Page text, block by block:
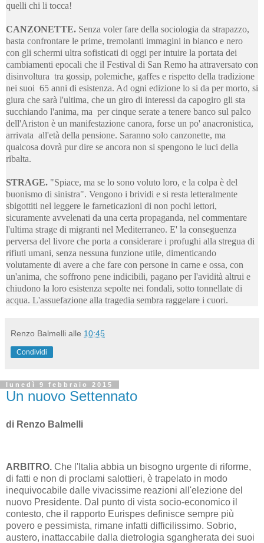
quelli chi li tocca!
CANZONETTE. Senza voler fare della sociologia da strapazzo,
basta confrontare le prime, tremolanti immagini in bianco e nero
con gli schermi ultra sofisticati di oggi per intuire la portata dei
cambiamenti epocali che il Festival di San Remo ha attraversato con
disinvoltura tra gossip, polemiche, gaffes e rispetto della tradizione
nei suoi 65 anni di esistenza. Ad ogni edizione lo si da per morto, si
giura che sarà l'ultima, che un giro di interessi da capogiro gli sta
succhiando l'anima, ma per cinque serate a tenere banco sul palco
dell'Ariston è un manifestazione canora, forse un po' anacronistica,
arrivata all'età della pensione. Saranno solo canzonette, ma
qualcosa dovrà pur dire se ancora non si spengono le luci della
ribalta.
STRAGE. "Spiace, ma se lo sono voluto loro, e la colpa è del
buonismo di sinistra". Vengono i brividi e si resta letteralmente
sbigottiti nel leggere le farneticazioni di non pochi lettori,
sicuramente avvelenati da una certa propaganda, nel commentare
l'ultima strage di migranti nel Mediterraneo. E' la conseguenza
perversa del livore che porta a considerare i profughi alla stregua di
rifiuti umani, senza nessuna funzione utile, dimenticando
volutamente di avere a che fare con persone in carne e ossa, con
un'anima, che soffrono pene indicibili, pagano per l'avidità altrui e
chiudono la loro esistenza sepolte nei fondali, sotto tonnellate di
acqua. L'assuefazione alla tragedia sembra raggelare i cuori.
Renzo Balmelli alle 10:45
Condividi
lunedì 9 febbraio 2015
Un nuovo Settennato
di Renzo Balmelli
ARBITRO. Che l'Italia abbia un bisogno urgente di riforme,
di fatti e non di proclami salottieri, è trapelato in modo
inequivocabile dalle vivacissime reazioni all'elezione del
nuovo Presidente. Dal punto di vista socio-economico il
contesto, che il rapporto Eurispes definisce sempre più
povero e pessimista, rimane infatti difficilissimo. Sobrio,
austero, inattaccabile dalla dietrologia sgangherata dei suoi